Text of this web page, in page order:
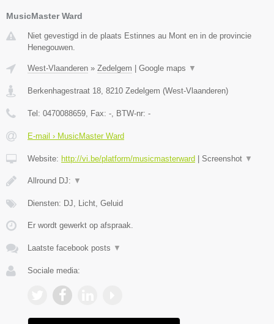
MusicMaster Ward
Niet gevestigd in de plaats Estinnes au Mont en in de provincie
Henegouwen.
West-Vlaanderen » Zedelgem Google maps ▼
Berkenhagestraat 18 8210 Zedelgem (West-Vlaanderen)
Tel: 0470088659 , Fax: - , BTW-nr: -
E-mail › MusicMaster Ward
Website: http://vi.be/platform/musicmasterward Screenshot ▼
Allround DJ: ▼
Diensten: DJ, Licht, Geluid
Er wordt gewerkt op afspraak.
Laatste facebook posts ▼
Sociale media: